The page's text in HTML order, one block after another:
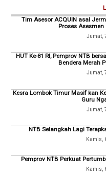
Tim Asesor ACQUIN asal
Proses
Jumat,
HUT Ke-81 RI, Pemprov NTB
Bendera Merah
Jumat,
Kesra Lombok Timur Masif kan
Guru
Jumat,
NTB Selangkah Lagi
Kamis,
Pemprov NTB Perkuat
Kamis,